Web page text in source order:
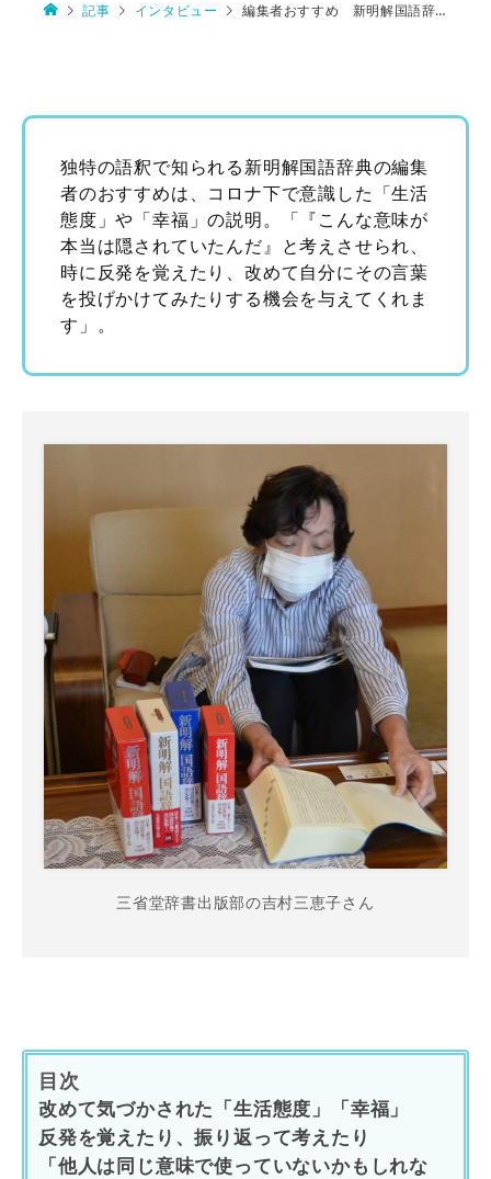
記事 インタビュー 編集者おすすめ 新明解国語辞典の“考えさせられる語釈”とは？
独特の語釈で知られる新明解国語辞典の編集
者のおすすめは、コロナ下で意識した「生活
態度」や「幸福」の説明。「『こんな意味が
本当は隠されていたんだ』と考えさせられ、
時に反発を覚えたり、改めて自分にその言葉
を投げかけてみたりする機会を与えてくれま
す」。
三省堂辞書出版部の吉村三恵子さん
目次
改めて気づかされた「生活態度」「幸福」
反発を覚えたり、振り返って考えたり
「他人は同じ意味で使っていないかもしれな